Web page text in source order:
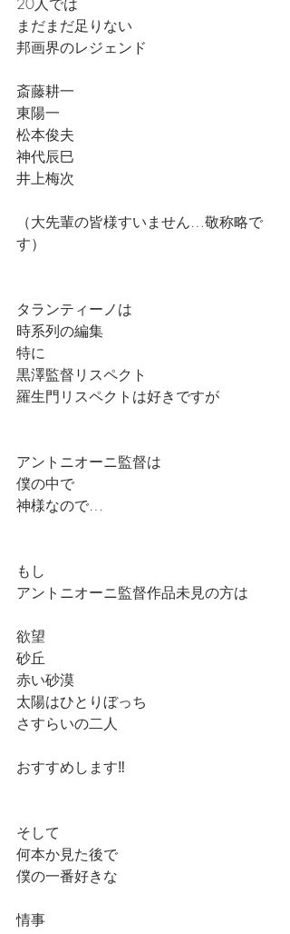
まだまだ足りない
邦画界のレジェンド
斎藤耕一
東陽一
松本俊夫
神代辰巳
井上梅次
（大先輩の皆様すいません…敬称略で
す）
タランティーノは
時系列の編集
特に
黒澤監督リスペクト
羅生門リスペクトは好きですが
アントニオーニ監督は
僕の中で
神様なので…
もし
アントニオーニ監督作品未見の方は
欲望
砂丘
赤い砂漠
太陽はひとりぼっち
さすらいの二人
おすすめします‼️
そして
何本か見た後で
僕の一番好きな
情事